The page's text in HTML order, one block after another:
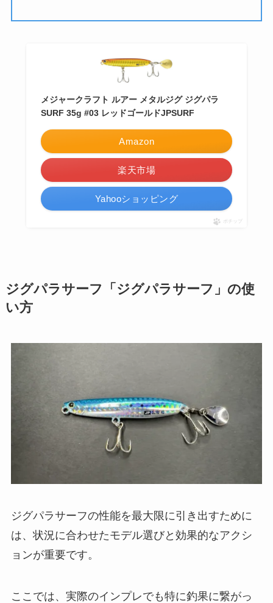
メジャークラフト ルアー メタルジグ ジグパラ
SURF 35g #03 レッドゴールドJPSURF
Amazon
楽天市場
Yahooショッピング
ポチップ
ジグパラサーフ「ジグパラサーフ」の使
い方
ジグパラサーフの性能を最大限に引き出すために
は、状況に合わせたモデル選びと効果的なアクシ
ョンが重要です。
ここでは、実際のインプレでも特に釣果に繋がっ